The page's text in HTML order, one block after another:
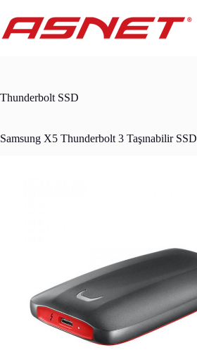
content
Thunderbolt SSD
Samsung X5 Thunderbolt 3 Taşınabilir SSD